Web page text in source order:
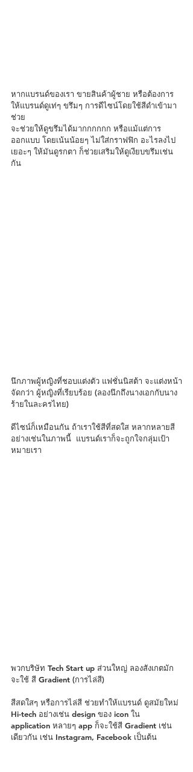
หากแบรนด์ของเรา ขายสินค้าผู้ชาย หรือต้องการ
ให้แบรนด์ดูเท่ๆ ขรึมๆ การดีไซน์โดยใช้สีดำเข้ามา
ช่วย
จะช่วยให้ดูขรึมได้มากกกกกก หรือแม้แต่การ
ออกแบบ โดยเน้นน้อยๆ ไม่ใส่กราฟฟิก อะไรลงไป
เยอะๆ ให้มันดูรกตา ก็ช่วยเสริมให้ดูเงียบขรึมเช่น
กัน
นึกภาพผู้หญิงที่ชอบแต่งตัว แฟชั่นนิสต้า จะแต่งหน้า
จัดกว่า ผู้หญิงที่เรียบร้อย (ลองนึกถึงนางเอกกับนาง
ร้ายในละครไทย)
ดีไซน์ก็เหมือนกัน ถ้าเราใช้สีที่สดใส หลากหลายสี
อย่างเช่นในภาพนี้  แบรนด์เราก็จะถูกใจกลุ่มเป้า
หมายเรา
พวกบริษัท Tech Start up ส่วนใหญ่ ลองสังเกตมัก
จะใช้ สี Gradient (การไล่สี)
สีสดใสๆ หรือการไล่สี ช่วยทำให้แบรนด์ ดูสมัยใหม่
Hi-tech อย่างเช่น design ของ icon ใน
application หลายๆ app ก็จะใช้สี Gradient เช่น
เดียวกัน เช่น Instagram, Facebook เป็นต้น